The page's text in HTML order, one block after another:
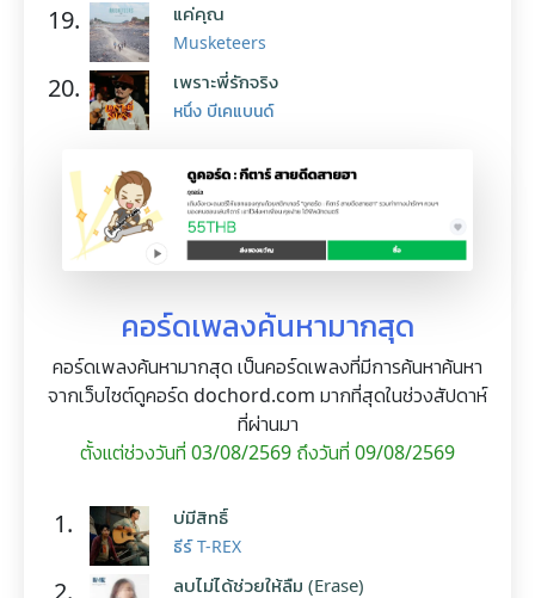
19. แค่คุณ
Musketeers
20. เพราะพี่รักจริง
หนึ่ง บีเคแบนด์
คอร์ดเพลงค้นหามากสุด
คอร์ดเพลงค้นหามากสุด เป็นคอร์ดเพลงที่มีการค้นหาค้นหา
จากเว็บไซต์ดูคอร์ด dochord.com มากที่สุดในช่วงสัปดาห์
ที่ผ่านมา
ตั้งแต่ช่วงวันที่ 03/08/2569 ถึงวันที่ 09/08/2569
1. บ่มีสิทธิ์
ธีร์ T-REX
2. ลบไม่ได้ช่วยให้ลืม (Erase)